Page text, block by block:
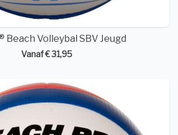
Beach Volleybal SBV Jeugd
Vanaf € 31,95